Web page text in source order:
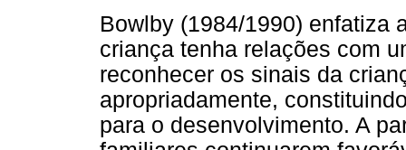
Bowlby (1984/1990) enfatiza
criança tenha relações com
reconhecer os sinais da
apropriadamente,
para o desenvolvimento. A